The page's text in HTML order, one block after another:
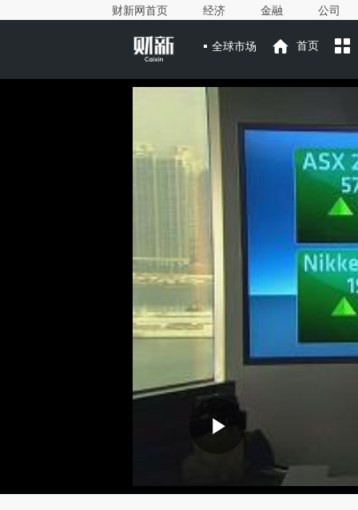
财新网首页 经济 金融 公司
全球市场 首页